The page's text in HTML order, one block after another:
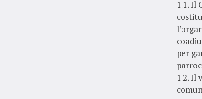
1.1. Il
per
1.2. Il